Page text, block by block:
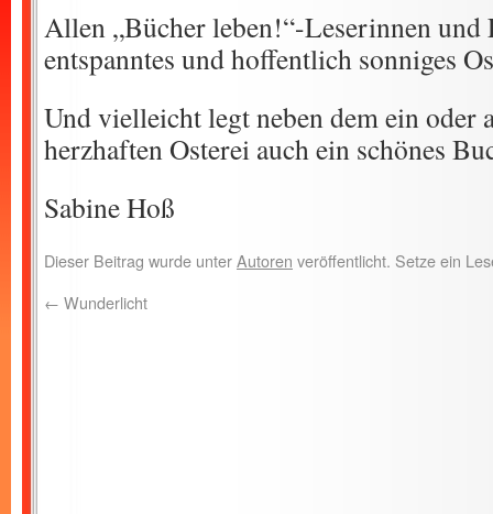
Allen „Bücher leben!“-Leserinnen und
entspanntes und hoffentlich sonniges
Und vielleicht legt neben dem ein oder
herzhaften Osterei auch ein schönes
Sabine Hoß
Dieser Beitrag wurde unterAutoren veröffentlicht. Setze ein
← Wunderlicht